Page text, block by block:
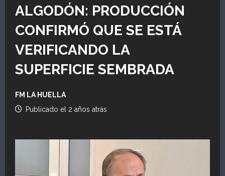
ALGODÓN: PRODUCCIÓN
CONFIRMÓ QUE SE ESTÁ
VERIFICANDO LA
SUPERFICIE SEMBRADA
FM LA HUELLA
Publicado el 2 años atrás